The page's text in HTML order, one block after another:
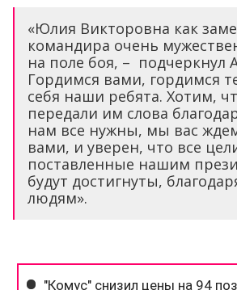
«Юлия Викторовна как
командира очень
на поле боя, – подчеркнул
Гордимся вами, гордимся
себя наши ребята. Хотим,
передали им слова
нам все нужны, мы вас
вами, и уверен, что все
поставленные нашим
будут достигнуты,
людям».